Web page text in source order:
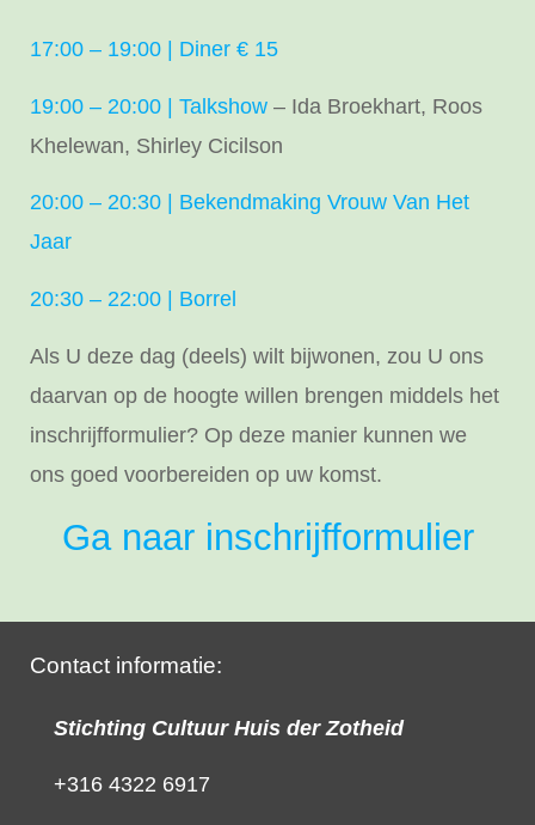
17:00 – 19:00 | Diner € 15
19:00 – 20:00 | Talkshow – Ida Broekhart, Roos
Khelewan, Shirley Cicilson
20:00 – 20:30 | Bekendmaking Vrouw Van Het
Jaar
20:30 – 22:00 | Borrel
Als U deze dag (deels) wilt bijwonen, zou U ons
daarvan op de hoogte willen brengen middels het
inschrijfformulier? Op deze manier kunnen we
ons goed voorbereiden op uw komst.
Ga naar inschrijfformulier
Contact informatie:
Stichting Cultuur Huis der Zotheid
+316 4322 6917